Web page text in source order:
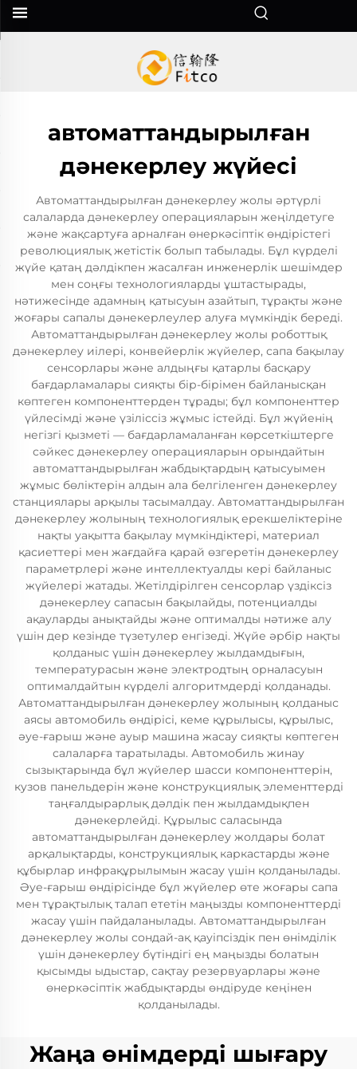
автоматтандырылған
дәнекерлеу жүйесі
Автоматтандырылған дәнекерлеу жолы әртүрлі
салаларда дәнекерлеу операцияларын жеңілдетуге
және жақсартуға арналған өнеркәсіптік өндірістегі
революциялық жетістік болып табылады. Бұл күрделі
жүйе қатаң дәлдікпен жасалған инженерлік шешімдер
мен соңғы технологияларды ұштастырады,
нәтижесінде адамның қатысуын азайтып, тұрақты және
жоғары сапалы дәнекерлеулер алуға мүмкіндік береді.
Автоматтандырылған дәнекерлеу жолы роботтық
дәнекерлеу иілері, конвейерлік жүйелер, сапа бақылау
сенсорлары және алдыңғы қатарлы басқару
бағдарламалары сияқты бір-бірімен байланысқан
көптеген компоненттерден тұрады; бұл компоненттер
үйлесімді және үзіліссіз жұмыс істейді. Бұл жүйенің
негізгі қызметі — бағдарламаланған көрсеткіштерге
сәйкес дәнекерлеу операцияларын орындайтын
автоматтандырылған жабдықтардың қатысуымен
жұмыс бөліктерін алдын ала белгіленген дәнекерлеу
станциялары арқылы тасымалдау. Автоматтандырылған
дәнекерлеу жолының технологиялық ерекшеліктеріне
нақты уақытта бақылау мүмкіндіктері, материал
қасиеттері мен жағдайға қарай өзгеретін дәнекерлеу
параметрлері және интеллектуалды кері байланыс
жүйелері жатады. Жетілдірілген сенсорлар үздіксіз
дәнекерлеу сапасын бақылайды, потенциалды
ақауларды анықтайды және оптималды нәтиже алу
үшін дер кезінде түзетулер енгізеді. Жүйе әрбір нақты
қолданыс үшін дәнекерлеу жылдамдығын,
температурасын және электродтың орналасуын
оптималдайтын күрделі алгоритмдерді қолданады.
Автоматтандырылған дәнекерлеу жолының қолданыс
аясы автомобиль өндірісі, кеме құрылысы, құрылыс,
әуе-ғарыш және ауыр машина жасау сияқты көптеген
салаларға таратылады. Автомобиль жинау
сызықтарында бұл жүйелер шасси компоненттерін,
кузов панельдерін және конструкциялық элементтерді
таңғалдырарлық дәлдік пен жылдамдықпен
дәнекерлейді. Құрылыс саласында
автоматтандырылған дәнекерлеу жолдары болат
арқалықтарды, конструкциялық каркастарды және
құбырлар инфрақұрылымын жасау үшін қолданылады.
Әуе-ғарыш өндірісінде бұл жүйелер өте жоғары сапа
мен тұрақтылық талап ететін маңызды компоненттерді
жасау үшін пайдаланылады. Автоматтандырылған
дәнекерлеу жолы сондай-ақ қауіпсіздік пен өнімділік
үшін дәнекерлеу бүтіндігі ең маңызды болатын
қысымды ыдыстар, сақтау резервуарлары және
өнеркәсіптік жабдықтарды өндіруде кеңінен
қолданылады.
Жаңа өнімдерді шығару